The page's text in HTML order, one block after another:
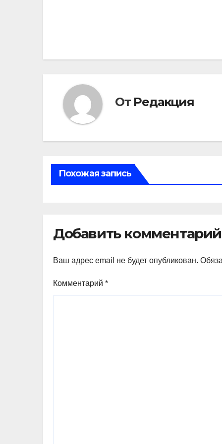
записям
От Редакция
Похожая запись
Добавить комментарий
Ваш адрес email не будет опубликован.
Комментарий *